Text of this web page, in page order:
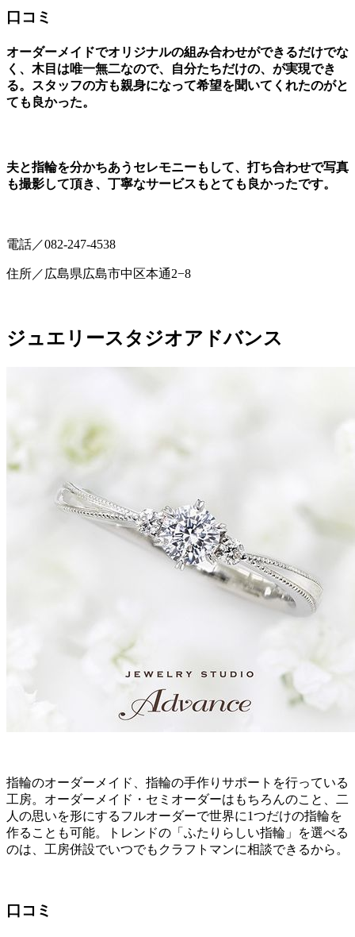
口コミ
オーダーメイドでオリジナルの組み合わせができるだけでな
く、木目は唯一無二なので、自分たちだけの、が実現でき
る。スタッフの方も親身になって希望を聞いてくれたのがと
ても良かった。
夫と指輪を分かちあうセレモニーもして、打ち合わせで写真
も撮影して頂き、丁寧なサービスもとても良かったです。
電話／082-247-4538
住所／広島県広島市中区本通2−8
ジュエリースタジオアドバンス
指輪のオーダーメイド、指輪の手作りサポートを行っている
工房。オーダーメイド・セミオーダーはもちろんのこと、二
人の思いを形にするフルオーダーで世界に1つだけの指輪を
作ることも可能。トレンドの「ふたりらしい指輪」を選べる
のは、工房併設でいつでもクラフトマンに相談できるから。
口コミ